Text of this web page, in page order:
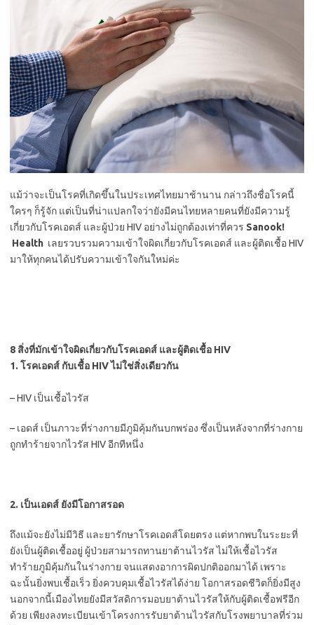
แม้ว่าจะเป็นโรคที่เกิดขึ้นในประเทศไทยมาช้านาน กล่าวถึงชื่อโรคนี้
ใครๆ ก็รู้จัก แต่เป็นที่น่าแปลกใจว่ายังมีคนไทยหลายคนที่ยังมีความรู้
เกี่ยวกับโรคเอดส์ และผู้ป่วย HIV อย่างไม่ถูกต้องเท่าที่ควร Sanook!
Health เลยรวบรวมความเข้าใจผิดเกี่ยวกับโรคเอดส์ และผู้ติดเชื้อ HIV
มาให้ทุกคนได้ปรับความเข้าใจกันใหม่ค่ะ
8 สิ่งที่มักเข้าใจผิดเกี่ยวกับโรคเอดส์ และผู้ติดเชื้อ HIV
1. โรคเอดส์ กับเชื้อ HIV ไม่ใช่สิ่งเดียวกัน
– HIV เป็นเชื้อไวรัส
– เอดส์ เป็นภาวะที่ร่างกายมีภูมิคุ้มกันบกพร่อง ซึ่งเป็นหลังจากที่ร่างกาย
ถูกทำร้ายจากไวรัส HIV อีกทีหนึ่ง
2. เป็นเอดส์ ยังมีโอกาสรอด
ถึงแม้จะยังไม่มีวิธี และยารักษาโรคเอดส์โดยตรง แต่หากพบในระยะที่
ยังเป็นผู้ติดเชื้ออยู่ ผู้ป่วยสามารถทานยาต้านไวรัส ไม่ให้เชื้อไวรัส
ทำร้ายภูมิคุ้มกันในร่างกาย จนแสดงอาการผิดปกติออกมาได้ เพราะ
ฉะนั้นยิ่งพบเชื้อเร็ว ยิ่งควบคุมเชื้อไวรัสได้ง่าย โอกาสรอดชีวิตก็ยิ่งมีสูง
นอกจากนี้เมืองไทยยังมีสวัสดิการมอบยาต้านไวรัสให้กับผู้ติดเชื้อฟรีอีก
ด้วย เพียงลงทะเบียนเข้าโครงการรับยาต้านไวรัสกับโรงพยาบาลที่ร่วม